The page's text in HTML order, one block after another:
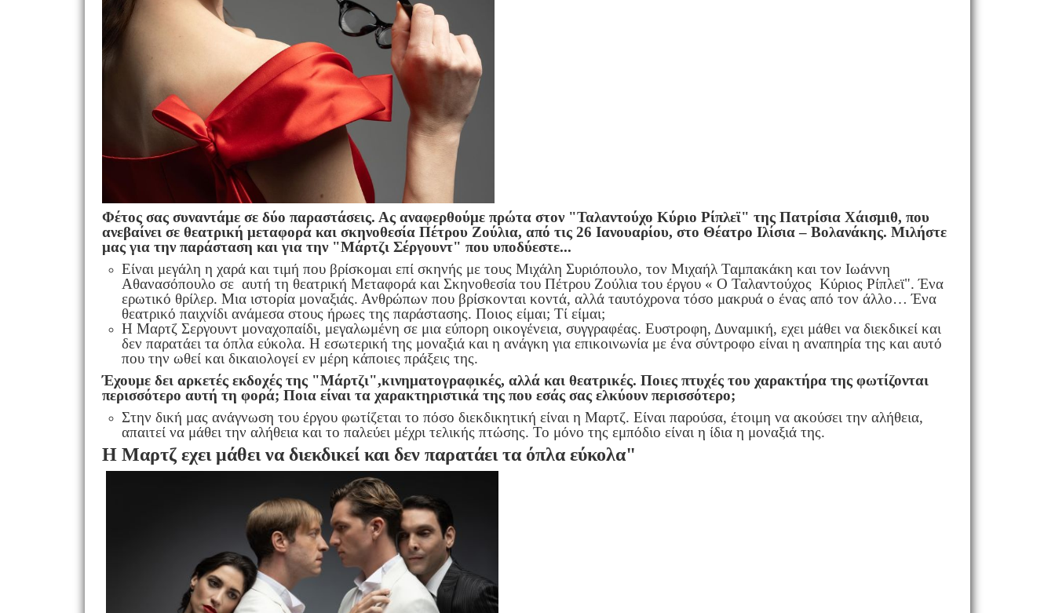
Φέτος σας συναντάμε σε δύο παραστάσεις. Ας αναφερθούμε πρώτα στον "Ταλαντούχο Κύριο Ρίπλεϊ" της Πατρίσια Χάισμιθ, που
ανεβαίνει σε θεατρική μεταφορά και σκηνοθεσία Πέτρου Ζούλια, από τις 26 Ιανουαρίου, στο Θέατρο Ιλίσια – Βολανάκης. Μιλήστε
μας για την παράσταση και για την "Μάρτζι Σέργουντ" που υποδύεστε...
Είναι μεγάλη η χαρά και τιμή που βρίσκομαι επί σκηνής με τους Μιχάλη Συριόπουλο, τον Μιχαήλ Ταμπακάκη και τον Ιωάννη
Αθανασόπουλο σε αυτή τη θεατρική Μεταφορά και Σκηνοθεσία του Πέτρου Ζούλια του έργου « Ο Ταλαντούχος Κύριος Ρίπλεϊ".Ένα
ερωτικό θρίλερ. Μια ιστορία μοναξιάς. Ανθρώπων που βρίσκονται κοντά, αλλά ταυτόχρονα τόσο μακρυά ο ένας από τον άλλο… Ένα
θεατρικό παιχνίδι ανάμεσα στους ήρωες της παράστασης. Ποιος είμαι; Τί είμαι;
Η Μαρτζ Σεργουντ μοναχοπαίδι, μεγαλωμένη σε μια εύπορη οικογένεια, συγγραφέας. Ευστροφη, Δυναμική, εχει μάθει να διεκδικεί και
δεν παρατάει τα όπλα εύκολα. Η εσωτερική της μοναξιά και η ανάγκη για επικοινωνία με ένα σύντροφο είναι η αναπηρία της και αυτό
που την ωθεί και δικαιολογεί εν μέρη κάποιες πράξεις της.
Έχουμε δει αρκετές εκδοχές της "Μάρτζι",κινηματογραφικές, αλλά και θεατρικές. Ποιες πτυχές του χαρακτήρα της φωτίζονται
περισσότερο αυτή τη φορά; Ποια είναι τα χαρακτηριστικά της που εσάς σας ελκύουν περισσότερο;
Στην δική μας ανάγνωση του έργου φωτίζεται το πόσο διεκδικητική είναι η Μαρτζ. Είναι παρούσα, έτοιμη να ακούσει την αλήθεια,
απαιτεί να μάθει την αλήθεια και το παλεύει μέχρι τελικής πτώσης. Το μόνο της εμπόδιο είναι η ίδια η μοναξιά της.
Η Μαρτζ εχει μάθει να διεκδικεί και δεν παρατάει τα όπλα εύκολα"